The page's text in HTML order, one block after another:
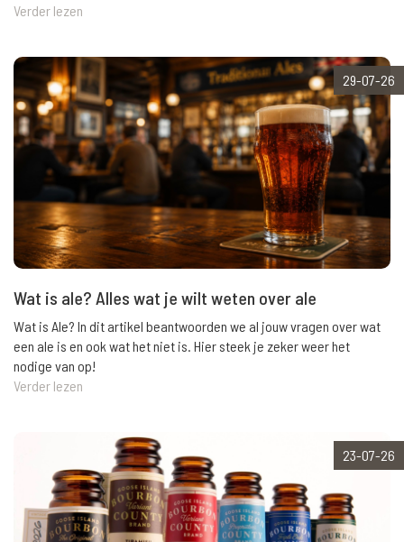
Verder lezen
29-07-26
Wat is ale? Alles wat je wilt weten over ale
Wat is Ale? In dit artikel beantwoorden we al jouw vragen over wat
een ale is en ook wat het niet is. Hier steek je zeker weer het
nodige van op!
Verder lezen
23-07-26